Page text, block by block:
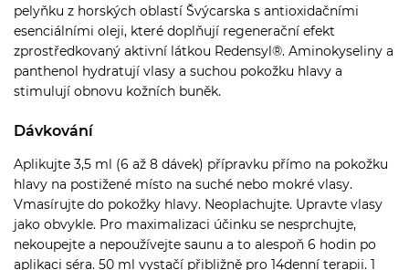
pelyňku z horských oblastí Švýcarska s antioxidačními
esenciálními oleji, které doplňují regenerační efekt
zprostředkovaný aktivní látkou Redensyl®. Aminokyseliny a
panthenol hydratují vlasy a suchou pokožku hlavy a
stimulují obnovu kožních buněk.
Dávkování
Aplikujte 3,5 ml (6 až 8 dávek) přípravku přímo na pokožku
hlavy na postižené místo na suché nebo mokré vlasy.
Vmasírujte do pokožky hlavy. Neoplachujte. Upravte vlasy
jako obvykle. Pro maximalizaci účinku se nesprchujte,
nekoupejte a nepoužívejte saunu a to alespoň 6 hodin po
aplikaci séra. 50 ml vystačí přibližně pro 14denní terapii. 1